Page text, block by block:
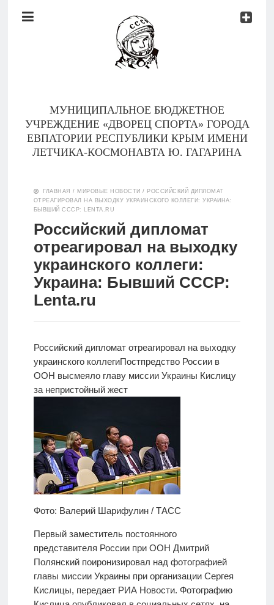
Документы
МУНИЦИПАЛЬНОЕ БЮДЖЕТНОЕ
УЧРЕЖДЕНИЕ «ДВОРЕЦ СПОРТА» ГОРОДА
ЕВПАТОРИИ РЕСПУБЛИКИ КРЫМ ИМЕНИ
ЛЕТЧИКА-КОСМОНАВТА Ю. ГАГАРИНА
Тренеры
Контакты
Новости
Родителям
О
Версия для
ГЛАВНАЯ / МИРОВЫЕ НОВОСТИ / РОССИЙСКИЙ ДИПЛОМАТ
ОТРЕАГИРОВАЛ НА ВЫХОДКУ УКРАИНСКОГО КОЛЛЕГИ: УКРАИНА:
БЫВШИЙ СССР: LENTA.RU
Российский дипломат
отреагировал на выходку
украинского коллеги:
Украина: Бывший СССР:
Lenta.ru
Российский дипломат отреагировал на выходку
украинского коллегиПостпредство России в
ООН высмеяло главу миссии Украины Кислицу
за непристойный жест
Фото: Валерий Шарифулин / ТАСС
Первый заместитель постоянного
представителя России при ООН Дмитрий
Полянский поиронизировал над фотографией
главы миссии Украины при организации Сергея
Кислицы, передает РИА Новости. Фотографию